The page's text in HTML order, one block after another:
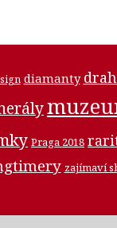
diamanty
Praga 2018
zajímaví